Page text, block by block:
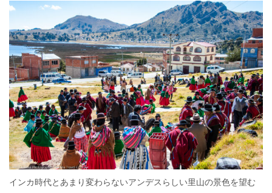
インカ時代とあまり変わらないアンデスらしい里山の景色を望む